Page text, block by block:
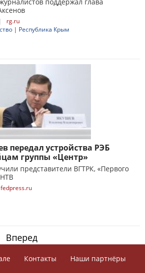
rg.ru
| Республика Крым
передал устройства РЭБ
группы «Центр»
представители ВГТРК, «Первого
fedpress.ru
Вперед
Контакты
Наши партнёры